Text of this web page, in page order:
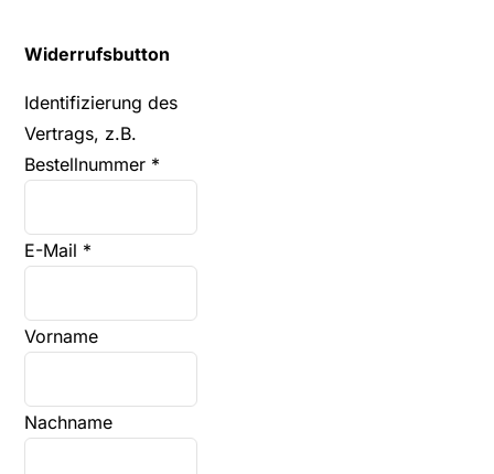
Widerrufsbutton
Identifizierung des
Vertrags, z.B.
Bestellnummer *
E-Mail *
E-
Vorname
Nachname